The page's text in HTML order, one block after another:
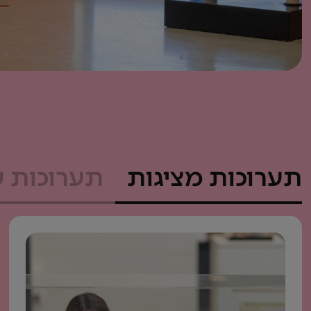
תערוכות מציגות תערוכות